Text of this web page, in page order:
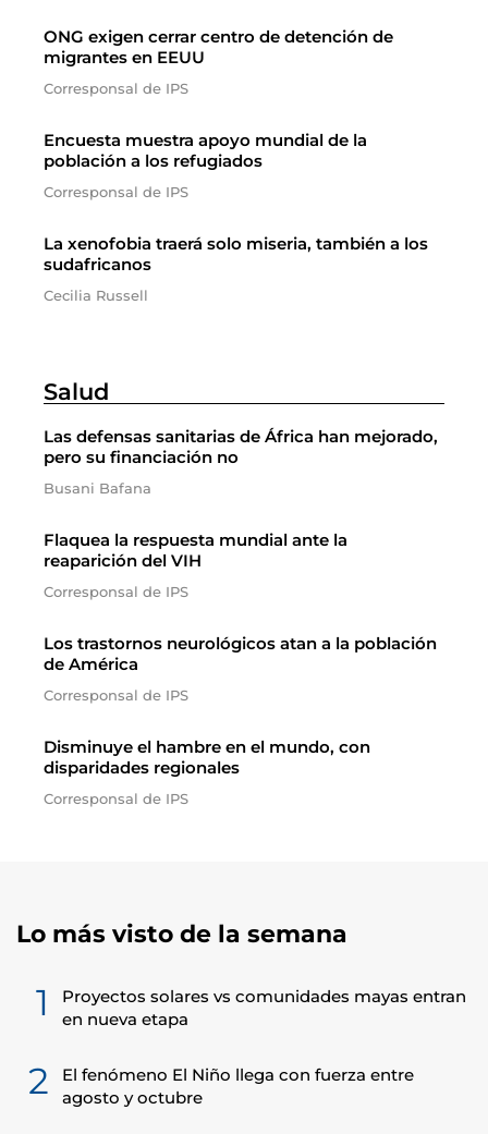
ONG exigen cerrar centro de detención de
migrantes en EEUU
Corresponsal de IPS
Encuesta muestra apoyo mundial de la
población a los refugiados
Corresponsal de IPS
La xenofobia traerá solo miseria, también a los
sudafricanos
Cecilia Russell
Salud
Las defensas sanitarias de África han mejorado,
pero su financiación no
Busani Bafana
Flaquea la respuesta mundial ante la
reaparición del VIH
Corresponsal de IPS
Los trastornos neurológicos atan a la población
de América
Corresponsal de IPS
Disminuye el hambre en el mundo, con
disparidades regionales
Corresponsal de IPS
Lo más visto de la semana
1
Proyectos solares vs comunidades mayas entran
en nueva etapa
2
El fenómeno El Niño llega con fuerza entre
agosto y octubre